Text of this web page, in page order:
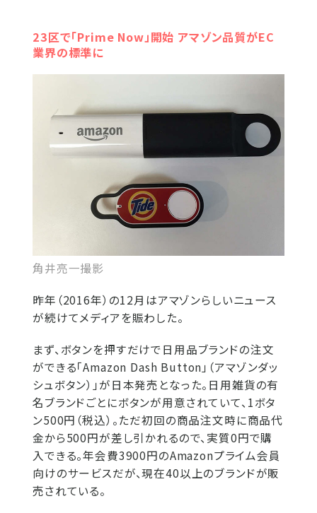
23区で「Prime Now」開始 アマゾン品質がEC
業界の標準に
角井亮一撮影
昨年（2016年）の12月はアマゾンらしいニュース
が続けてメディアを賑わした。
まず、ボタンを押すだけで日用品ブランドの注文
ができる「Amazon Dash Button」（アマゾンダッ
シュボタン）」が日本発売となった。日用雑貨の有
名ブランドごとにボタンが用意されていて、1ボタ
ン500円（税込）。ただ初回の商品注文時に商品代
金から500円が差し引かれるので、実質0円で購
入できる。年会費3900円のAmazonプライム会員
向けのサービスだが、現在40以上のブランドが販
売されている。